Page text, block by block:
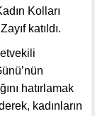
Kolları
katıldı.
hatırlamak
kadınların